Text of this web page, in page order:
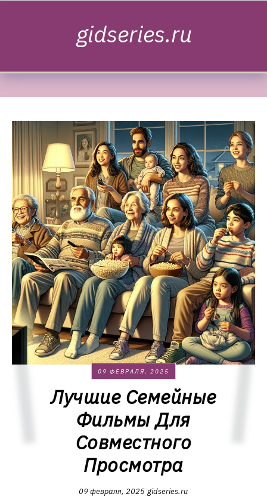
gidseries.ru
09 ФЕВРАЛЯ, 2025
Лучшие Семейные
Фильмы Для
Совместного
Просмотра
09 февраля, 2025 gidseries.ru